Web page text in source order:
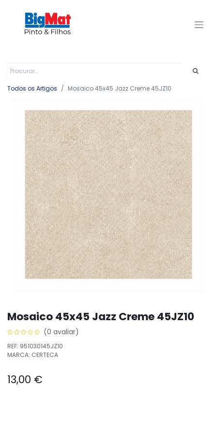
Todos os Artigos Mosaico 45x45 Jazz Creme 45JZ10
Mosaico 45x45 Jazz Creme 45JZ10
(0 avaliar)
REF: 951030145JZ10
MARCA: CERTECA
13,00 €